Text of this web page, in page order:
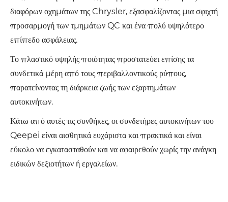
διαφόρων οχημάτων της Chrysler, εξασφαλίζοντας μια σφιχτή
προσαρμογή των τμημάτων QC και ένα πολύ υψηλότερο
επίπεδο ασφάλειας.
Το πλαστικό υψηλής ποιότητας προστατεύει επίσης τα
συνδετικά μέρη από τους περιβαλλοντικούς ρύπους,
παρατείνοντας τη διάρκεια ζωής των εξαρτημάτων
αυτοκινήτων.
Κάτω από αυτές τις συνθήκες, οι συνδετήρες αυτοκινήτων του
Qeepei είναι αισθητικά ευχάριστα και πρακτικά και είναι
εύκολο να εγκατασταθούν και να αφαιρεθούν χωρίς την ανάγκη
ειδικών δεξιοτήτων ή εργαλείων.